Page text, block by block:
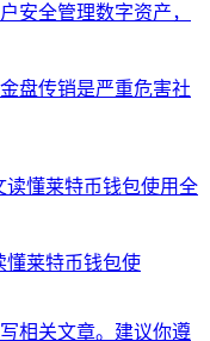
盘传销是严重危害社
懂莱特币钱包使